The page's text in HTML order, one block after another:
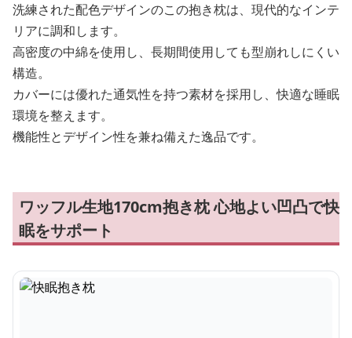
洗練された配色デザインのこの抱き枕は、現代的なインテ
リアに調和します。
高密度の中綿を使用し、長期間使用しても型崩れしにくい
構造。
カバーには優れた通気性を持つ素材を採用し、快適な睡眠
環境を整えます。
機能性とデザイン性を兼ね備えた逸品です。
ワッフル生地170cm抱き枕 心地よい凹凸で快
眠をサポート